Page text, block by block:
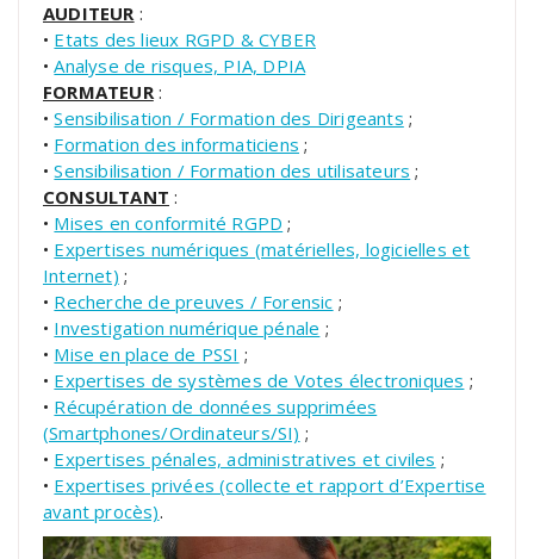
AUDITEUR:
• Etats des lieux RGPD & CYBER
•Analyse de risques, PIA, DPIA
FORMATEUR:
•Sensibilisation / Formation des Dirigeants ;
• Formation des informaticiens ;
•Sensibilisation / Formation des utilisateurs ;
CONSULTANT :
• Mises en conformité RGPD ;
• Expertises numériques (matérielles, logicielles et
Internet) ;
• Recherche de preuves / Forensic ;
• Investigation numérique pénale ;
• Mise en place de PSSI ;
• Expertises de systèmes de Votes électroniques ;
• Récupération de données supprimées
(Smartphones/Ordinateurs/SI) ;
• Expertises pénales, administratives et civiles ;
• Expertises privées (collecte et rapport d’Expertise
avant procès).